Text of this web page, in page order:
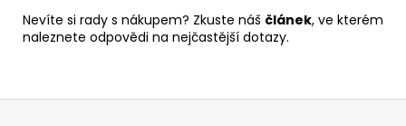
Nevíte si rady s nákupem? Zkuste náš článek, ve kterém
naleznete odpovědi na nejčastější dotazy.
Z